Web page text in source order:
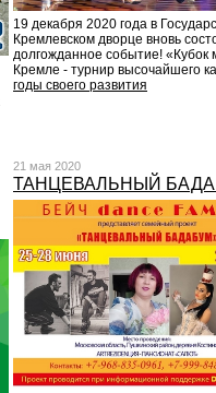
19 декабря 2020 года в
Кремлевском дворце вновь
долгожданное событие! «Кубок
Кремле - турнир высочайшего
годы своего развития
21 мая 2020
ТАНЦЕВАЛЬНЫЙ